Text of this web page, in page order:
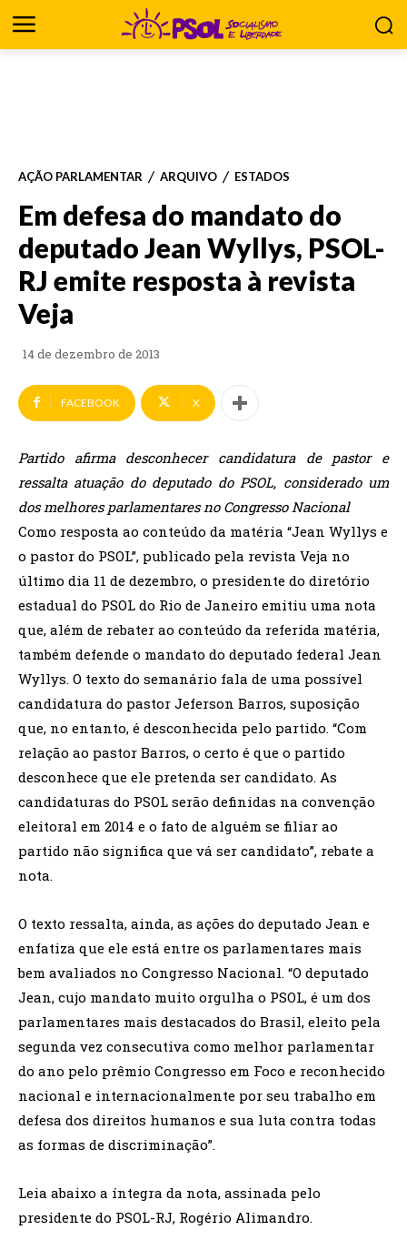
AÇÃO PARLAMENTAR ARQUIVO ESTADOS
Em defesa do mandato do
deputado Jean Wyllys, PSOL-
RJ emite resposta à revista
Veja
14 de dezembro de 2013
FACEBOOK X
Partido afirma desconhecer candidatura de pastor e
ressalta atuação do deputado do PSOL, considerado um
dos melhores parlamentares no Congresso Nacional
Como resposta ao conteúdo da matéria “Jean Wyllys e
o pastor do PSOL”, publicado pela revista Veja no
último dia 11 de dezembro, o presidente do diretório
estadual do PSOL do Rio de Janeiro emitiu uma nota
que, além de rebater ao conteúdo da referida matéria,
também defende o mandato do deputado federal Jean
Wyllys. O texto do semanário fala de uma possível
candidatura do pastor Jeferson Barros, suposição
que, no entanto, é desconhecida pelo partido. “Com
relação ao pastor Barros, o certo é que o partido
desconhece que ele pretenda ser candidato. As
candidaturas do PSOL serão definidas na convenção
eleitoral em 2014 e o fato de alguém se filiar ao
partido não significa que vá ser candidato”, rebate a
nota.
O texto ressalta, ainda, as ações do deputado Jean e
enfatiza que ele está entre os parlamentares mais
bem avaliados no Congresso Nacional. “O deputado
Jean, cujo mandato muito orgulha o PSOL, é um dos
parlamentares mais destacados do Brasil, eleito pela
segunda vez consecutiva como melhor parlamentar
do ano pelo prêmio Congresso em Foco e reconhecido
nacional e internacionalmente por seu trabalho em
defesa dos direitos humanos e sua luta contra todas
as formas de discriminação”.
Leia abaixo a íntegra da nota, assinada pelo
presidente do PSOL-RJ, Rogério Alimandro.